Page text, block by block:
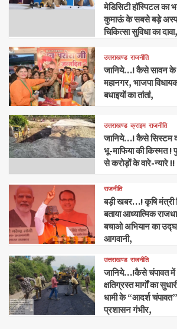
मेडिसिटी हॉस्पिटल
कुमाऊं के सबसे बड़े
चिकित्सा सुविधा का दावा,
उत्तराखण्ड राजनीति
जानिये…! कैसे सावन के
महानगर, भाजपा
बधाइयों का तांतां,
उत्तराखण्ड क्राइम राजनीति
जानिये…! कैसे सिस्टम
भू-माफिया की किस्मत !
से करोड़ों के वारे-न्यारे !!
राजनीति
बड़ी खबर…! कृषि मंत्री
बताया आध्यात्मिक
बचाओ अभियान का
आगवानी,
उत्तराखण्ड राजनीति
जानिये…!कैसे चंपावत
क्षतिग्रस्त मार्गों का
धामी के “आदर्श
प्रशासन गंभीर,